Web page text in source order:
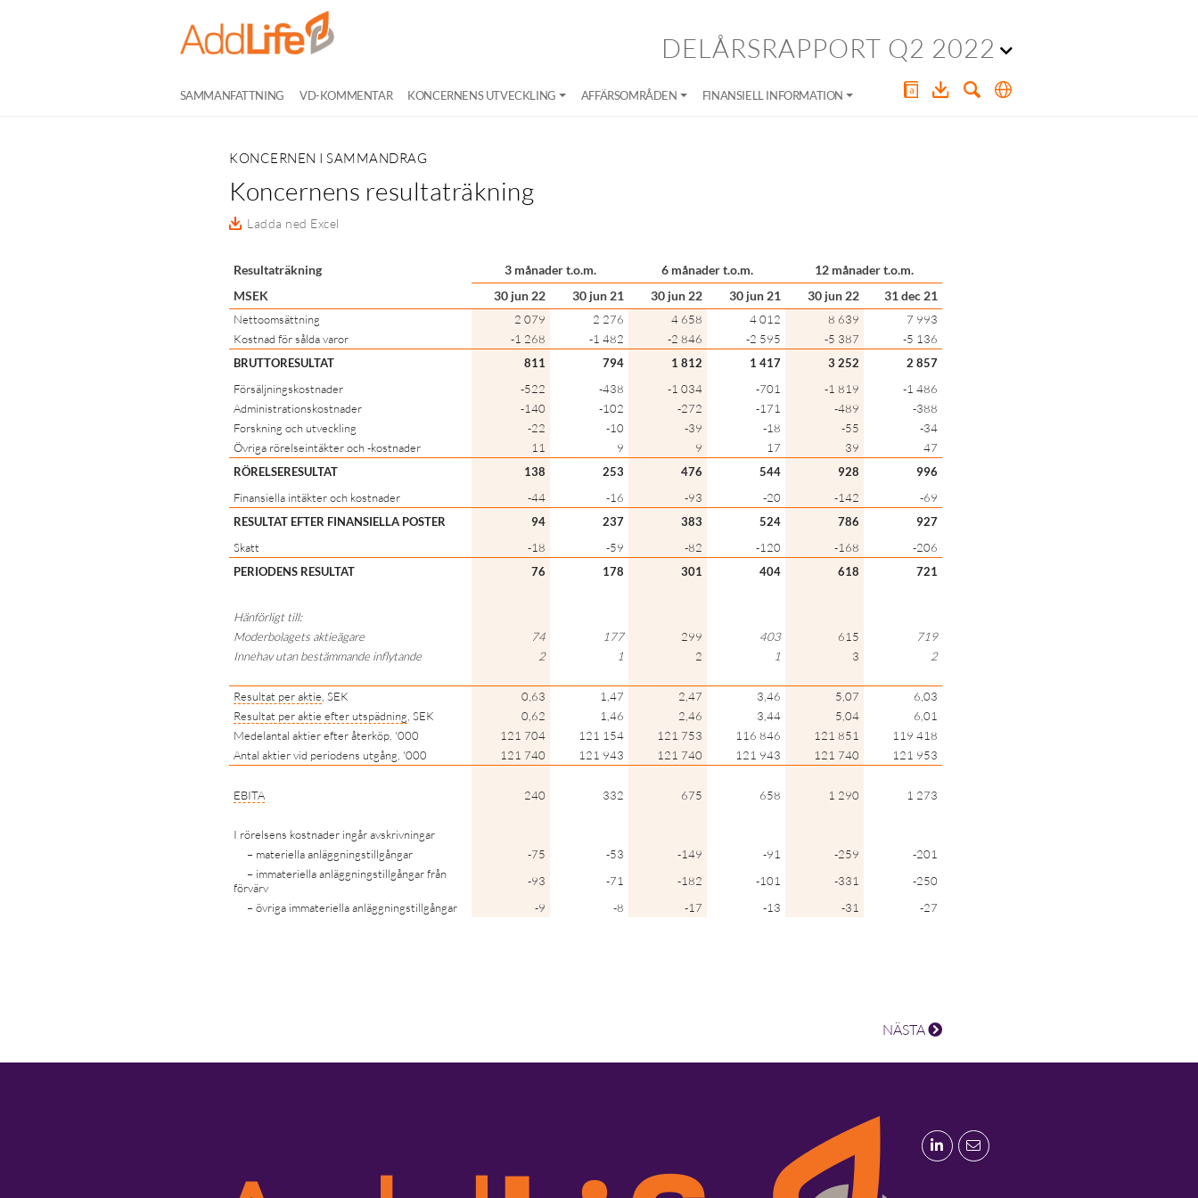
DELÅRSRAPPORT Q2 2022
SAMMANFATTNING VD-KOMMENTAR KONCERNENS UTVECKLING AFFÄRSOMRÅDEN FINANSIELL INFORMATION
KONCERNEN I SAMMANDRAG
Koncernens resultaträkning
Ladda ned Excel
Resultaträkning 3 månader t.o.m. 6 månader t.o.m.
12 månader t.o.m.
MSEK
30 jun 22 30 jun 21 30 jun 22 30 jun 21 30 jun 22 31 dec 21
Nettoomsättning 2 079 2 276 4 658 4 012 8 639
7 993
Kostnad för sålda varor
-1 268 -1 482 -2 846 -2 595 -5 387
-5 136
BRUTTORESULTAT
811 794 1 812 1 417 3 252
2 857
Försäljningskostnader
-522 -438 -1 034 -701 -1 819
-1 486
Administrationskostnader
-140 -102 -272 -171 -489
-388
Forskning och utveckling
-22 -10 -39 -18 -55
-34
Övriga rörelseintäkter och -kostnader
11 9 9 17 39
47
RÖRELSERESULTAT
138 253 476 544 928
996
Finansiella intäkter och kostnader
-44 -16 -93 -20 -142
-69
RESULTAT EFTER FINANSIELLA POSTER
94 237 383 524 786
927
Skatt
-18 -59 -82 -120 -168
-206
PERIODENS RESULTAT
76 178 301 404 618 721
Hänförligt till:
Moderbolagets aktieägare
74 177 299 403 615
719
Innehav utan bestämmande inflytande
2 1 2 1 3 2
Resultat per aktie , SEK 0,63 1,47 2,47 3,46 5,07
6,03
Resultat per aktie efter utspädning , SEK 0,62 1,46 2,46 3,44 5,04
6,01
Medelantal aktier efter återköp, '000
121 704 121 154 121 753 116 846 121 851
119 418
Antal aktier vid periodens utgång, '000
121 740 121 943 121 740 121 943 121 740 121 953
EBITA 240 332 675 658 1 290 1 273
I rörelsens kostnader ingår avskrivningar
– materiella anläggningstillgångar
-75 -53 -149 -91 -259
-201
– immateriella anläggningstillgångar från
förvärv
-93 -71 -182 -101 -331
-250
– övriga immateriella anläggningstillgångar
-9 -8 -17 -13 -31 -27
NÄSTA